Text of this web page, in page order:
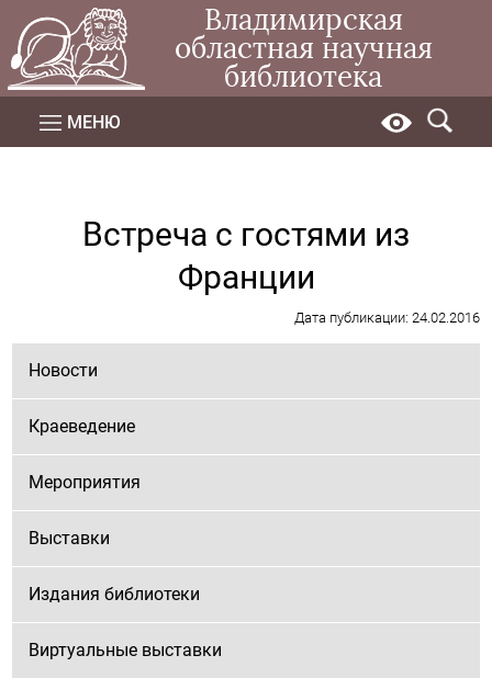
Владимирская
областная научная
библиотека
МЕНЮ
Встреча с гостями из
Франции
Дата публикации: 24.02.2016
Новости
Краеведение
Мероприятия
Выставки
Издания библиотеки
Виртуальные выставки